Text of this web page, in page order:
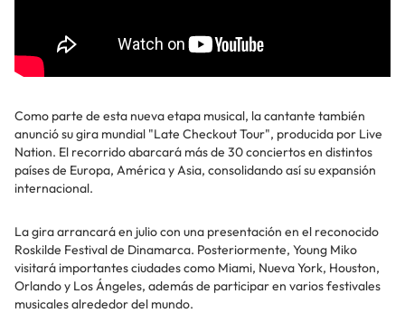
Como parte de esta nueva etapa musical, la cantante también
anunció su gira mundial "Late Checkout Tour", producida por Live
Nation. El recorrido abarcará más de 30 conciertos en distintos
países de Europa, América y Asia, consolidando así su expansión
internacional.
La gira arrancará en julio con una presentación en el reconocido
Roskilde Festival de Dinamarca. Posteriormente, Young Miko
visitará importantes ciudades como Miami, Nueva York, Houston,
Orlando y Los Ángeles, además de participar en varios festivales
musicales alrededor del mundo.